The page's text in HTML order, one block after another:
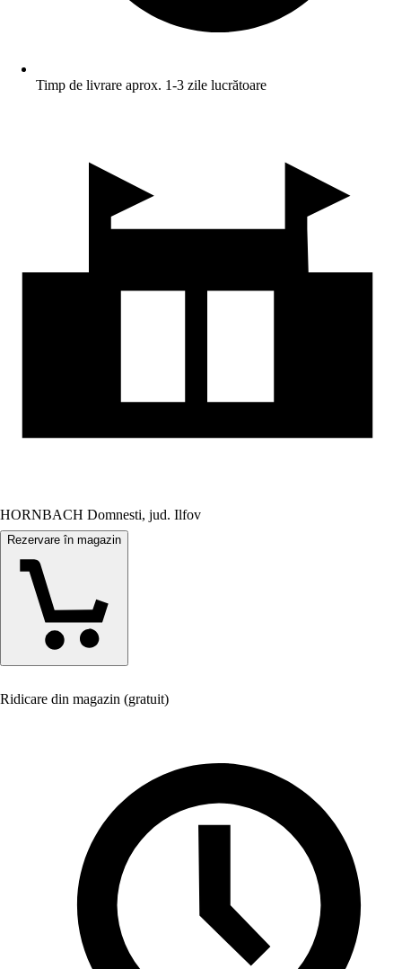
Timp de livrare aprox. 1-3 zile lucrătoare
HORNBACH Domnesti, jud. Ilfov
Rezervare în magazin
Ridicare din magazin (gratuit)